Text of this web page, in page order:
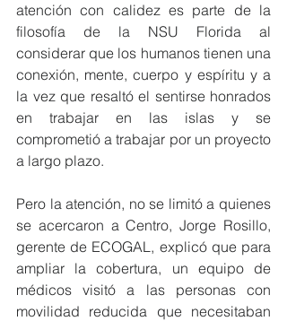
atención con calidez es parte de la
filosofía de la NSU Florida al
considerar que los humanos tienen una
conexión, mente, cuerpo y espíritu y a
la vez que resaltó el sentirse honrados
en trabajar en las islas y se
comprometió a trabajar por un proyecto
a largo plazo.
Pero la atención, no se limitó a quienes
se acercaron a Centro, Jorge Rosillo,
gerente de ECOGAL, explicó que para
ampliar la cobertura, un equipo de
médicos visitó a las personas con
movilidad reducida que necesitaban